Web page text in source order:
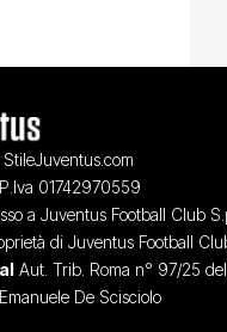
01742970559
a Juventus Football Club
di Juventus Football
Aut. Trib. Roma n° 97/25
De Scisciolo